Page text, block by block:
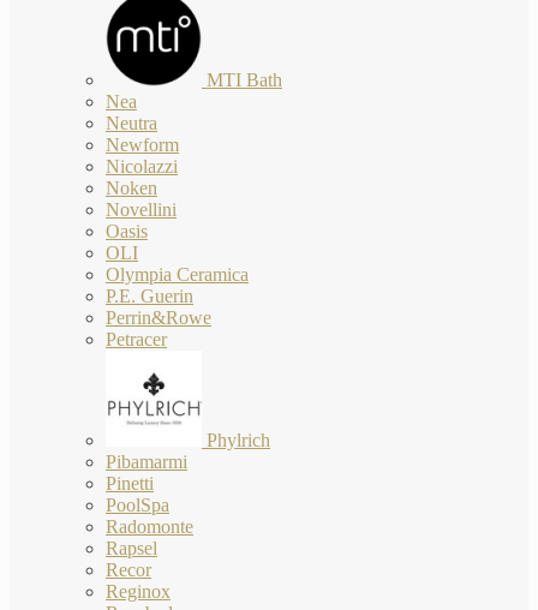
MTI Bath
Nea
Neutra
Newform
Nicolazzi
Noken
Novellini
Oasis
OLI
Olympia Ceramica
P.E. Guerin
Perrin&Rowe
Petracer
Phylrich
Pibamarmi
Pinetti
PoolSpa
Radomonte
Rapsel
Recor
Reginox